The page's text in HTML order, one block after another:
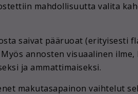
mahdollisuutta valita
saivat pääruoat (erityisesti
annosten visuaalinen
ja ammattimaiseksi.
makutasapainon vaihtelut